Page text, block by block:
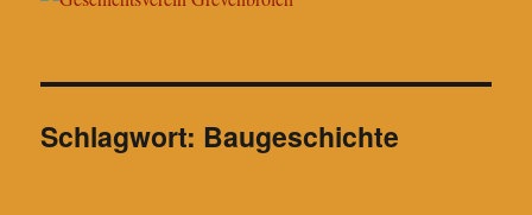
Schlagwort: Baugeschichte